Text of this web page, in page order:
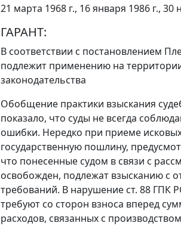
21 марта 1968 г., 16 января 1986 г., 30
ГАРАНТ:
В соответствии с постановлением
подлежит применению на
законодательства
Обобщение практики взыскания
показало, что суды не всегда
ошибки. Нередко при приеме
государственную пошлину,
что понесенные судом в связи с
освобожден, подлежат взысканию с
требований. В нарушение ст. 88 ГПК
требуют со сторон взноса вперед
расходов, связанных с